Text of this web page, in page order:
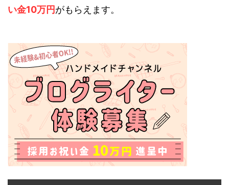
い金10万円がもらえます。